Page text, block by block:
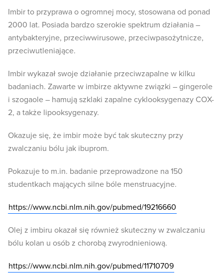
Imbir to przyprawa o ogromnej mocy, stosowana od ponad
2000 lat. Posiada bardzo szerokie spektrum działania –
antybakteryjne, przeciwwirusowe, przeciwpasożytnicze,
przeciwutleniające.
Imbir wykazał swoje działanie przeciwzapalne w kilku
badaniach. Zawarte w imbirze aktywne związki – gingerole
i szogaole – hamują szklaki zapalne cyklooksygenazy COX-
2, a także lipooksygenazy.
Okazuje się, że imbir może być tak skuteczny przy
zwalczaniu bólu jak ibuprom.
Pokazuje to m.in. badanie przeprowadzone na 150
studentkach mających silne bóle menstruacyjne.
https://www.ncbi.nlm.nih.gov/pubmed/19216660
Olej z imbiru okazał się również skuteczny w zwalczaniu
bólu kolan u osób z chorobą zwyrodnieniową.
https://www.ncbi.nlm.nih.gov/pubmed/11710709